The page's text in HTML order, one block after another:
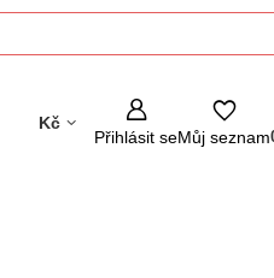
Kč
Přihlásit seMůj seznam